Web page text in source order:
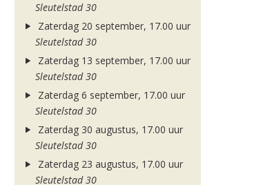
Sleutelstad 30
Zaterdag 20 september, 17.00 uur
Sleutelstad 30
Zaterdag 13 september, 17.00 uur
Sleutelstad 30
Zaterdag 6 september, 17.00 uur
Sleutelstad 30
Zaterdag 30 augustus, 17.00 uur
Sleutelstad 30
Zaterdag 23 augustus, 17.00 uur
Sleutelstad 30